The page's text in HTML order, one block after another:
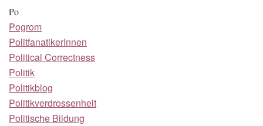
Po
Pogrom
PolitfanatikerInnen
Political Correctness
Politik
Politikblog
Politikverdrossenheit
Politische Bildung